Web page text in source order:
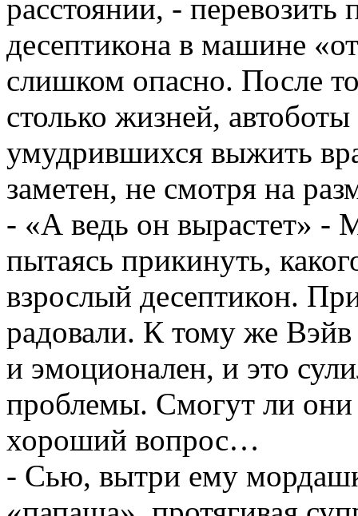
расстоянии, - перевозить
десептикона в машине
слишком опасно. После
столько жизней,
умудрившихся выжить
заметен, не смотря на
- «А ведь он вырастет» -
пытаясь прикинуть,
взрослый десептикон.
радовали. К тому же Вэйв
и эмоционален, и это
проблемы. Смогут ли
хороший вопрос…
- Сью, вытри ему